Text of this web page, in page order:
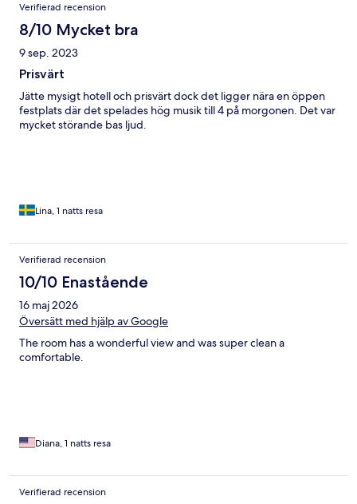
Verifierad recension
8/10 Mycket bra
9 sep. 2023
Prisvärt
Jätte mysigt hotell och prisvärt dock det ligger nära en öppen
festplats där det spelades hög musik till 4 på morgonen. Det var
mycket störande bas ljud.
Lina, 1 natts resa
Verifierad recension
10/10 Enastående
16 maj 2026
Översätt med hjälp av Google
The room has a wonderful view and was super clean a
comfortable.
Diana, 1 natts resa
Verifierad recension